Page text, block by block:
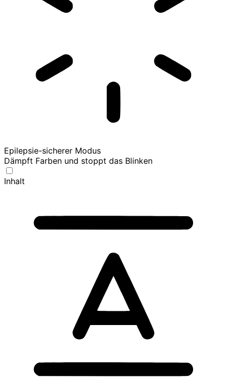
Epilepsie-sicherer Modus
Dämpft Farben und stoppt das Blinken
Inhalt